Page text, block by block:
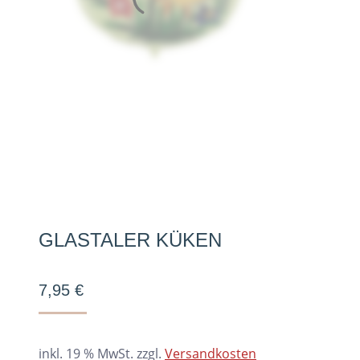
GLASTALER KÜKEN
7,95 €
inkl. 19 % MwSt. zzgl. Versandkosten